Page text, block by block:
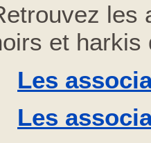
les
et harkis
Les
Les